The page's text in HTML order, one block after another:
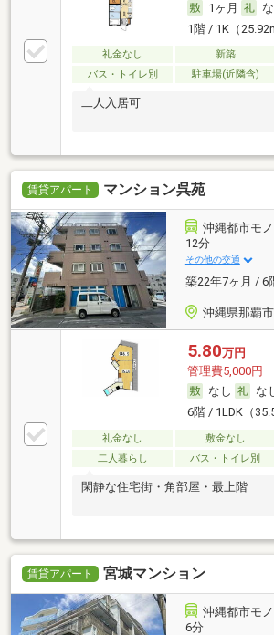
1ヶ月
1階 / 1K（
礼金なし 新築
バス・トイレ別
駐車場(近隣含)
二人入居可
賃貸アパート マンション呉苑
沖縄都市モ
12分
その他の交通
築22年7ヶ月 / 6
沖縄県那覇
5.80万円
管理費5,000円
なし
な
6階 / 1LDK（
礼金なし 敷金なし
二人暮らし
バス・トイレ別
閑静な住宅街・角部屋・最上階
賃貸アパート 宮城マンション
沖縄都市モ
6分